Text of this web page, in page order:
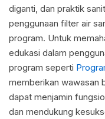
diganti, dan praktik
penggunaan filter air
program. Untuk
edukasi dalam
program seperti
memberikan wawasan
dapat menjamin
dan mendukung